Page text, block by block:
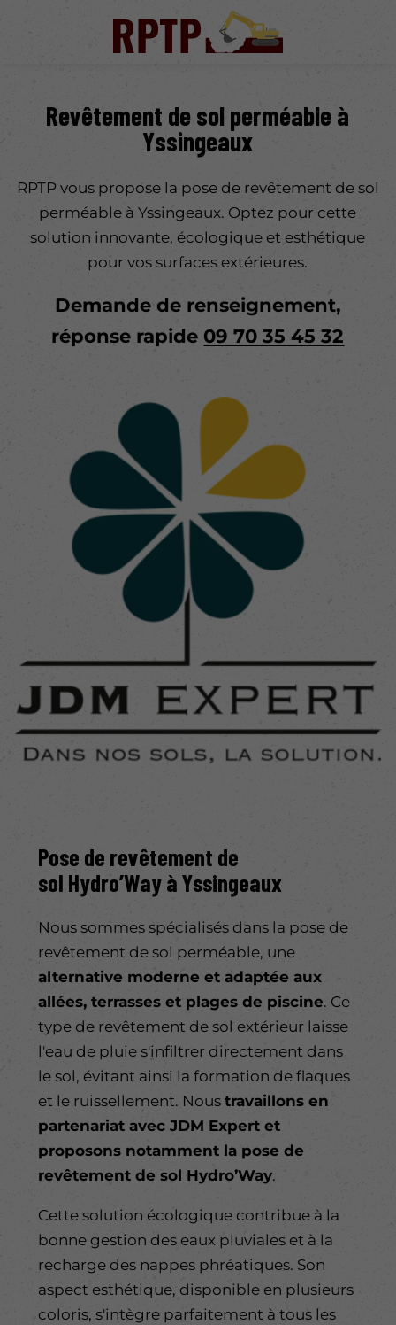
Revêtement de sol perméable à
Yssingeaux
RPTP vous propose la pose de revêtement de sol
perméable à Yssingeaux. Optez pour cette
solution innovante, écologique et esthétique
pour vos surfaces extérieures.
Demande de renseignement,
réponse rapide 09 70 35 45 32
Pose de revêtement de
sol Hydro’Way àYssingeaux
Nous sommes spécialisés dans la pose de
revêtement de sol perméable, une
alternative moderne et adaptée aux
allées, terrasses et plages de piscine. Ce
type de revêtement de sol extérieur laisse
l'eau de pluie s'infiltrer directement dans
le sol, évitant ainsi la formation de flaques
et le ruissellement. Noustravaillons en
partenariat avec JDM Expert et
proposons notamment la pose de
revêtement de sol Hydro’Way.
Cette solution écologique contribue à la
bonne gestion des eaux pluviales et à la
recharge des nappes phréatiques. Son
aspect esthétique, disponible en plusieurs
coloris, s'intègre parfaitement à tous les